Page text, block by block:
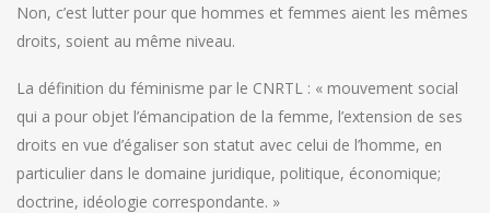
Non, c’est lutter pour que hommes et femmes aient les mêmes
droits, soient au même niveau.
La définition du féminisme par le CNRTL : « mouvement social
qui a pour objet l’émancipation de la femme, l’extension de ses
droits en vue d’égaliser son statut avec celui de l’homme, en
particulier dans le domaine juridique, politique, économique;
doctrine, idéologie correspondante. »